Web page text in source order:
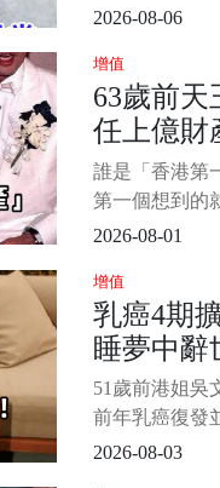
栓啊？」 一位
會覺得，血栓
院有關，要麼
塞，和日常生
實，身體的信
院，而是在床
1/15
2026-08-06
增值
63歲前天
任上億財
億「45歲
近況令人
誰是「香港第
第一個想到的
己之力讓兩任
億）。 為了翻
拍[大尺度]電
歲的她回看半
是嫁給鍾鎮濤
2026-08-01
增值
乳癌4期
睡夢中辭
歲！2愛
51歲前港姐吳
前年乳癌復發
家屬於她社群
2026-08-03